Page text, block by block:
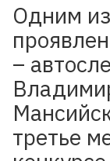
Одним
–
третье